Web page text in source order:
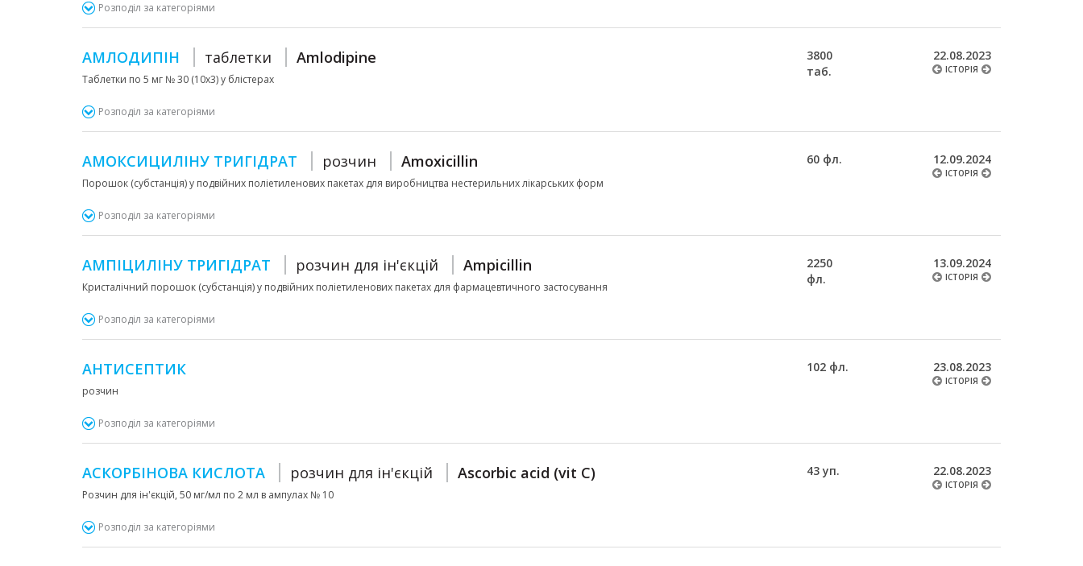
Розподіл за категоріями
АМЛОДИПІН таблетки Amlodipine
Таблетки по 5 мг № 30 (10х3) у блістерах
3800
таб.
22.08.2023
ІСТОРІЯ
Розподіл за категоріями
АМОКСИЦИЛІНУ ТРИГІДРАТ розчин Amoxicillin
Порошок (субстанція) у подвійних поліетиленових пакетах для виробництва нестерильних лікарських форм
60 фл. 12.09.2024
ІСТОРІЯ
Розподіл за категоріями
АМПІЦИЛІНУ ТРИГІДРАТ розчин для ін'єкцій Ampicillin
Кристалічний порошок (субстанція) у подвійних поліетиленових пакетах для фармацевтичного застосування
2250
фл.
13.09.2024
ІСТОРІЯ
Розподіл за категоріями
АНТИСЕПТИК
розчин
102 фл. 23.08.2023
ІСТОРІЯ
Розподіл за категоріями
АСКОРБІНОВА КИСЛОТА розчин для ін'єкцій Ascorbic acid (vit C)
Розчин для ін'єкцій, 50 мг/мл по 2 мл в ампулах № 10
43 уп. 22.08.2023
ІСТОРІЯ
Розподіл за категоріями